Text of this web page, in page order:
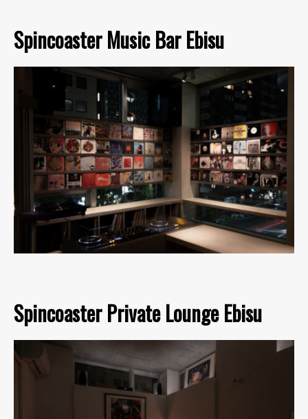
Spincoaster Music Bar Ebisu
Spincoaster Private Lounge Ebisu